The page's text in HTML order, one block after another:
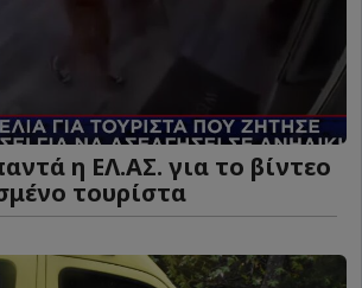
η ΕΛ.ΑΣ. για το βίντεο
τουρίστα